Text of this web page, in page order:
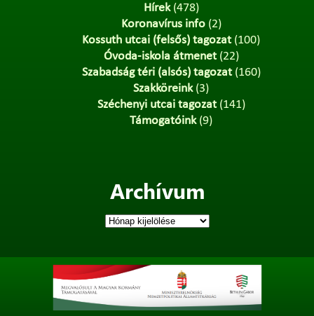
Hírek(478)
Koronavírus info(2)
Kossuth utcai (felsős) tagozat(100)
Óvoda-iskola átmenet(22)
Szabadság téri (alsós) tagozat(160)
Szakköreink(3)
Széchenyi utcai tagozat(141)
Támogatóink(9)
Archívum
Archívum